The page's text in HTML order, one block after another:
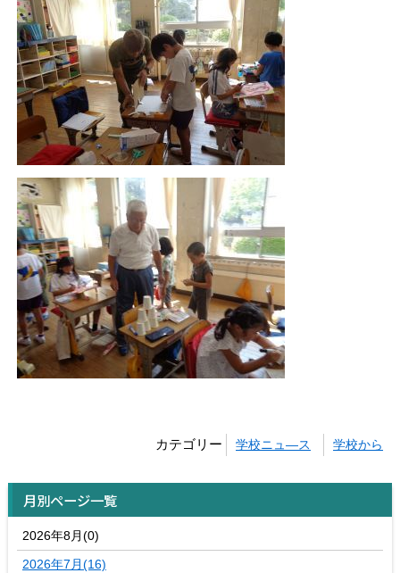
カテゴリー 学校ニュ―ス 学校から
月別ページ一覧
2026年8月(0)
2026年7月(16)